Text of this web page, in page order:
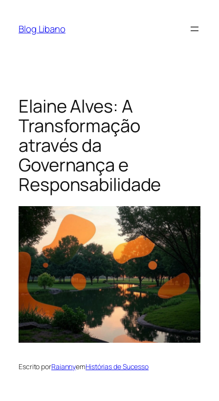
Blog Libano
Elaine Alves: A
Transformação
através da
Governança e
Responsabilidade
Escrito porRaiannyemHistórias de Sucesso